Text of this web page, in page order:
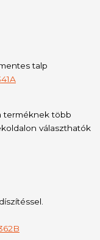
talp
terméknek több
választhatók